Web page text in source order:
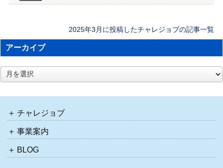
2025年3月に投稿したチャレジョブの記事一覧
アーカイブ
ア
ー
チャレジョブ
事業案内
BLOG